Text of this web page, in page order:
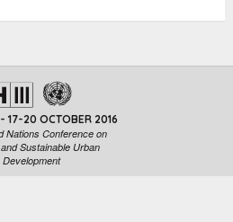
17-20 OCTOBER 2016
Nations Conference on
Sustainable Urban
Development